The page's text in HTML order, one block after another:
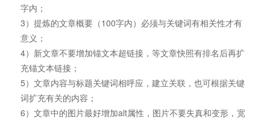
字内；
3）提炼的文章概要（100字内）必须与关键词有相关性才有
意义；
4）新文章不要增加锚文本超链接，等文章快照有排名后再扩
充锚文本链接；
5）文章内容与标题关键词相呼应，建立关联，也可根据关键
词扩充有关的内容；
6）文章中的图片最好增加alt属性，图片不要失真和变形，宽